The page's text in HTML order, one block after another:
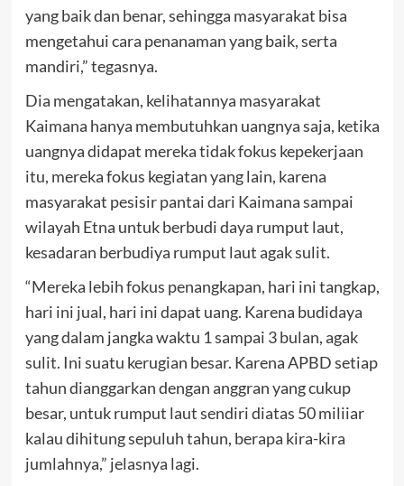
yang baik dan benar, sehingga masyarakat bisa
mengetahui cara penanaman yang baik, serta
mandiri,” tegasnya.
Dia mengatakan, kelihatannya masyarakat
Kaimana hanya membutuhkan uangnya saja, ketika
uangnya didapat mereka tidak fokus kepekerjaan
itu, mereka fokus kegiatan yang lain, karena
masyarakat pesisir pantai dari Kaimana sampai
wilayah Etna untuk berbudi daya rumput laut,
kesadaran berbudiya rumput laut agak sulit.
“Mereka lebih fokus penangkapan, hari ini tangkap,
hari ini jual, hari ini dapat uang. Karena budidaya
yang dalam jangka waktu 1 sampai 3 bulan, agak
sulit. Ini suatu kerugian besar. Karena APBD setiap
tahun dianggarkan dengan anggran yang cukup
besar, untuk rumput laut sendiri diatas 50 miliiar
kalau dihitung sepuluh tahun, berapa kira-kira
jumlahnya,” jelasnya lagi.